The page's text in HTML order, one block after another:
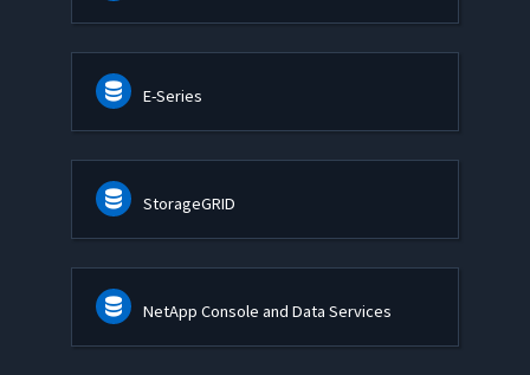
E-Series
StorageGRID
NetApp Console and Data Services